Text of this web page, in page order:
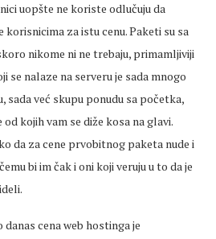
uopšte ne koriste odlučuju da
korisnicima za istu cenu. Paketi su sa
nikome ni ne trebaju, primamljiviji
se nalaze na serveru je sada mnogo
sada već skupu ponudu sa početka,
kojih vam se diže kosa na glavi.
da za cene prvobitnog paketa nude i
bi im čak i oni koji veruju u to da je
cena web hostinga je